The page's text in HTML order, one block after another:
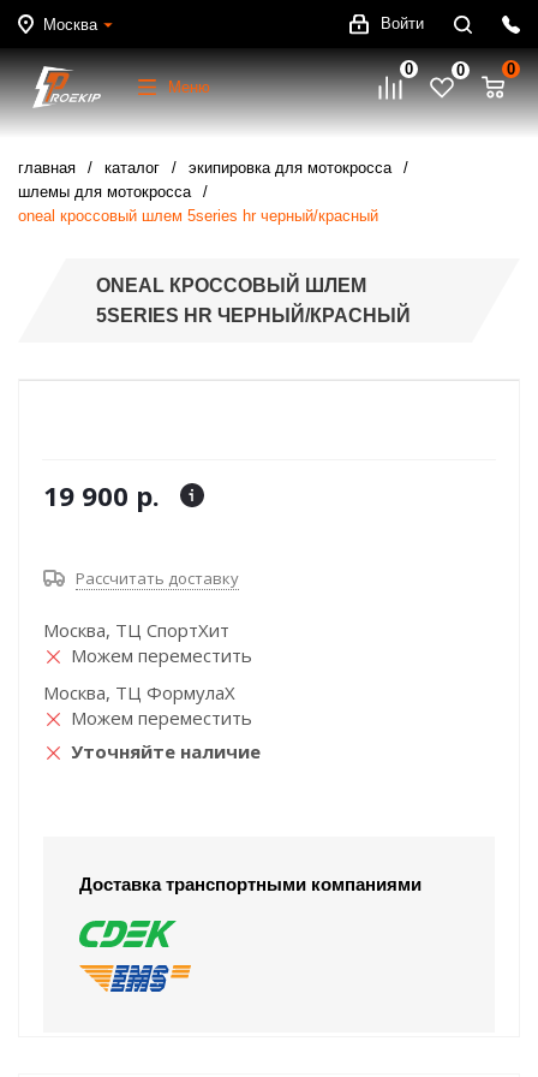
Москва Войти
Меню
0 0 0
главная каталог
экипировка для мотокросса
шлемы для мотокросса
oneal кроссовый шлем 5series hr черный/красный
ONEAL КРОССОВЫЙ ШЛЕМ
5SERIES HR ЧЕРНЫЙ/КРАСНЫЙ
19 900 р.
Рассчитать доставку
Москва, ТЦ СпортХит
Можем переместить
Москва, ТЦ ФормулаХ
Можем переместить
Уточняйте наличие
Доставка транспортными компаниями